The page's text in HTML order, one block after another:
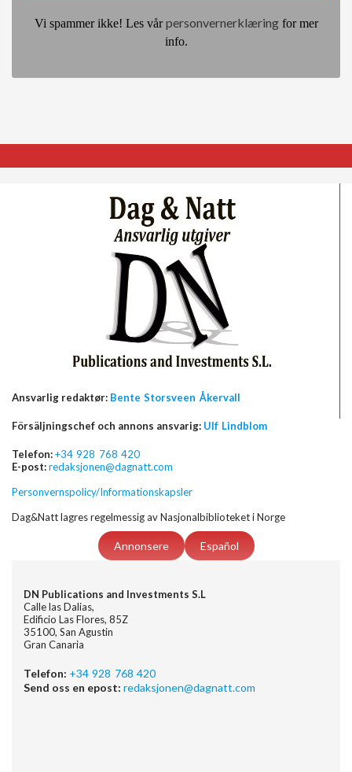
Vi spammer ikke! Les vårpersonvernerklæringfor mer
info.
Ansvarlig redaktør: Bente Storsveen Åkervall
Försäljningschef och annons ansvarig: Ulf Lindblom
Telefon:+34 928 768 420
E-post:redaksjonen@dagnatt.com
Personvernspolicy/Informationskapsler
Dag&Natt lagres regelmessig av Nasjonalbiblioteket i Norge
Annonsere Español
DN Publications and Investments S.L
Calle las Dalias,
Edificio Las Flores, 85Z
35100, San Agustin
Gran Canaria
Telefon: +34 928 768 420
Send oss en epost: redaksjonen@dagnatt.com